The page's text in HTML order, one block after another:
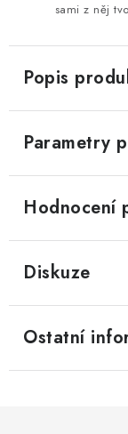
sami z něj
Popis
Parametry
Hodnocení
Diskuze
Ostatní